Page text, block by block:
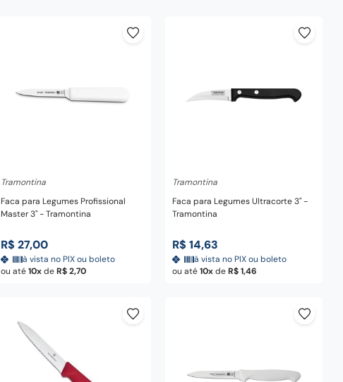
Tramontina
Faca para Legumes Profissional
Master 3" - Tramontina
R$ 27,00
à vista no PIX ou boleto
ou até10 deR$ 2,70
Tramontina
Faca para Legumes Ultracorte 3" -
Tramontina
R$ 14,63
à vista no PIX ou boleto
ou até10 deR$ 1,46